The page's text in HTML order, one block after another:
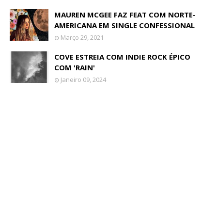
MAUREN MCGEE FAZ FEAT COM NORTE-
AMERICANA EM SINGLE CONFESSIONAL
Março 29, 2021
COVE ESTREIA COM INDIE ROCK ÉPICO
COM 'RAIN'
Janeiro 09, 2024